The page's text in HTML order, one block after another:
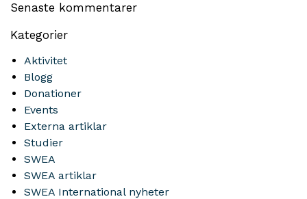
Senaste kommentarer
Kategorier
Aktivitet
Blogg
Donationer
Events
Externa artiklar
Studier
SWEA
SWEA artiklar
SWEA International nyheter